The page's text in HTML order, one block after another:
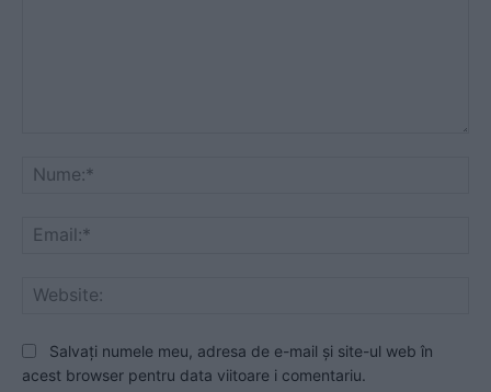
Salvați numele meu, adresa de e-mail și site-ul web în
acest browser pentru data viitoare i comentariu.